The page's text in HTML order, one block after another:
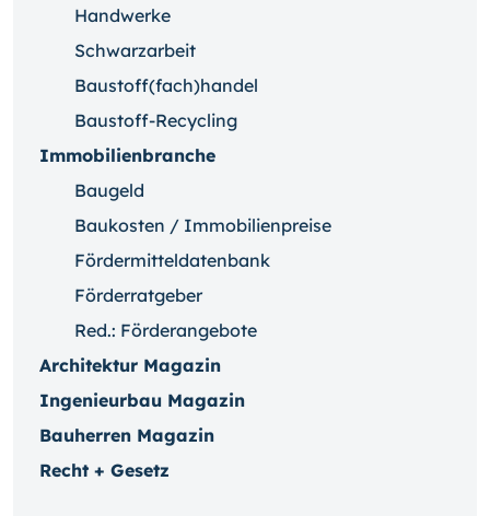
Handwerke
Schwarzarbeit
Baustoff(fach)handel
Baustoff-Recycling
Immobilienbranche
Baugeld
Baukosten / Immobilienpreise
Fördermitteldatenbank
Förderratgeber
Red.: Förderangebote
Architektur Magazin
Ingenieurbau Magazin
Bauherren Magazin
Recht + Gesetz